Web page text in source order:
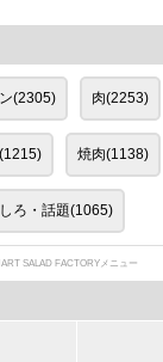
(2305) 肉(2253)
焼肉(1138)
ろ・話題(1065)
SALAD FACTORYメニュー